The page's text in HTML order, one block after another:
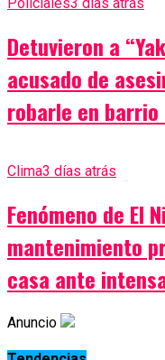
Detuvieron a
acusado de
robarle en barrio
Clima3 días atrás
Fenómeno de El
mantenimiento
casa ante
Anuncio